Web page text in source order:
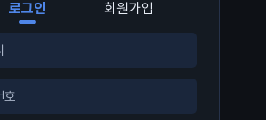
로그인 회원가입